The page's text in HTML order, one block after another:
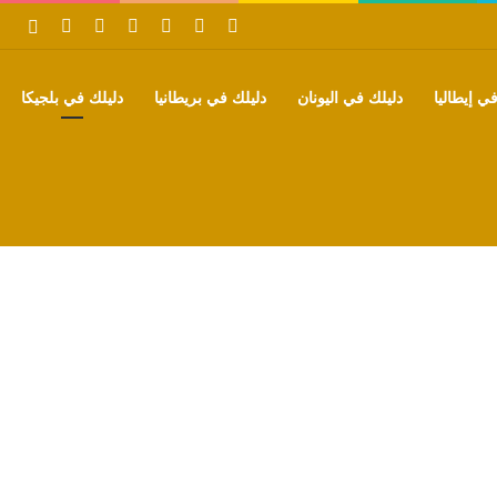
فيسبوك بينتيريست‫YouTube
تيلقرام واتساب
إيطاليا دليلك في اليونان دليلك في بريطانيا دليلك في بلجيكا